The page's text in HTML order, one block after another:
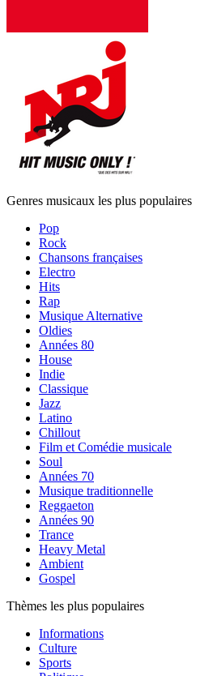
Genres musicaux les plus populaires
Pop
Rock
Chansons françaises
Electro
Hits
Rap
Musique Alternative
Oldies
Années 80
House
Indie
Classique
Jazz
Latino
Chillout
Film et Comédie musicale
Soul
Années 70
Musique traditionnelle
Reggaeton
Années 90
Trance
Heavy Metal
Ambient
Gospel
Thèmes les plus populaires
Informations
Culture
Sports